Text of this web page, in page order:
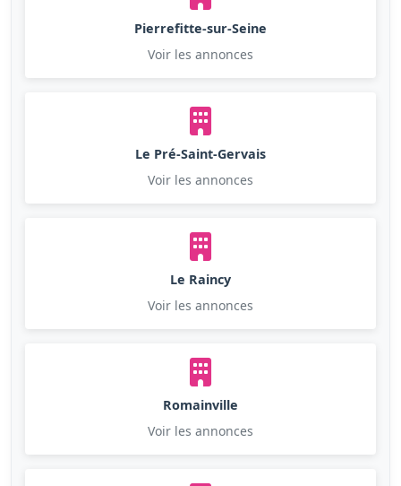
Pierrefitte-sur-Seine
Voir les annonces
Le Pré-Saint-Gervais
Voir les annonces
Le Raincy
Voir les annonces
Romainville
Voir les annonces